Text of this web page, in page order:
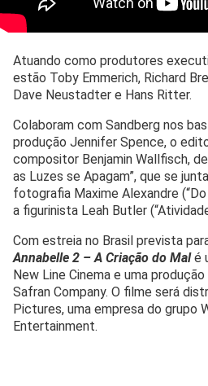
Atuando como produtores
estão Toby Emmerich, Richard
Dave Neustadter e Hans Ritter.
Colaboram com Sandberg nos
produção Jennifer Spence, o
compositor Benjamin Wallfisch,
as Luzes se Apagam”, que se
fotografia Maxime Alexandre
a figurinista Leah Butler
Com estreia no Brasil prevista
Annabelle 2 – A Criação do Malé
New Line Cinema e uma
Safran Company. O filme será
Pictures, uma empresa do grupo
Entertainment.